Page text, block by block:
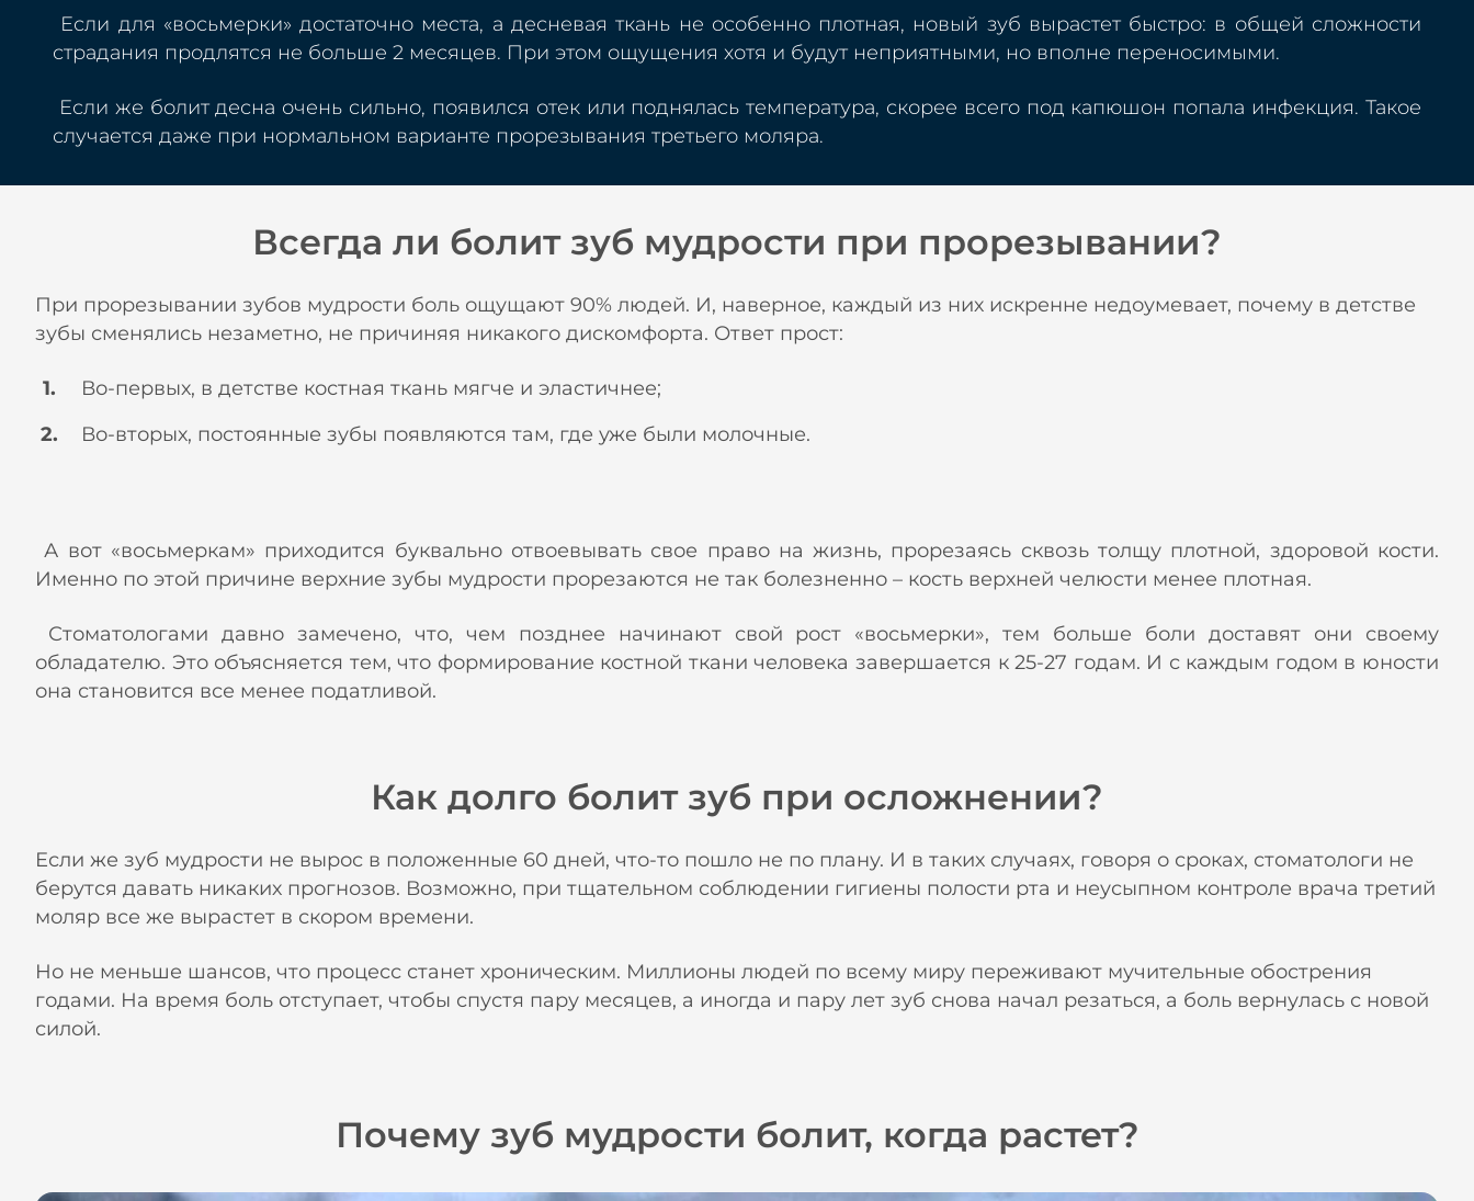
Если для «восьмерки» достаточно места, а десневая ткань не особенно плотная, новый зуб вырастет быстро: в общей сложности
страдания продлятся не больше 2 месяцев. При этом ощущения хотя и будут неприятными, но вполне переносимыми.
Если же болит десна очень сильно, появился отек или поднялась температура, скорее всего под капюшон попала инфекция. Такое
случается даже при нормальном варианте прорезывания третьего моляра.
Всегда ли болит зуб мудрости при прорезывании?
При прорезывании зубов мудрости боль ощущают 90% людей. И, наверное, каждый из них искренне недоумевает, почему в детстве
зубы сменялись незаметно, не причиняя никакого дискомфорта. Ответ прост:
Во-первых, в детстве костная ткань мягче и эластичнее;
Во-вторых, постоянные зубы появляются там, где уже были молочные.
А вот «восьмеркам» приходится буквально отвоевывать свое право на жизнь, прорезаясь сквозь толщу плотной, здоровой кости.
Именно по этой причине верхние зубы мудрости прорезаются не так болезненно – кость верхней челюсти менее плотная.
Стоматологами давно замечено, что, чем позднее начинают свой рост «восьмерки», тем больше боли доставят они своему
обладателю. Это объясняется тем, что формирование костной ткани человека завершается к 25-27 годам. И с каждым годом в юности
она становится все менее податливой.
Как долго болит зуб при осложнении?
Если же зуб мудрости не вырос в положенные 60 дней, что-то пошло не по плану. И в таких случаях, говоря о сроках, стоматологи не
берутся давать никаких прогнозов. Возможно, при тщательном соблюдении гигиены полости рта и неусыпном контроле врача третий
моляр все же вырастет в скором времени.
Но не меньше шансов, что процесс станет хроническим. Миллионы людей по всему миру переживают мучительные обострения
годами. На время боль отступает, чтобы спустя пару месяцев, а иногда и пару лет зуб снова начал резаться, а боль вернулась с новой
силой.
Почему зуб мудрости болит, когда растет?